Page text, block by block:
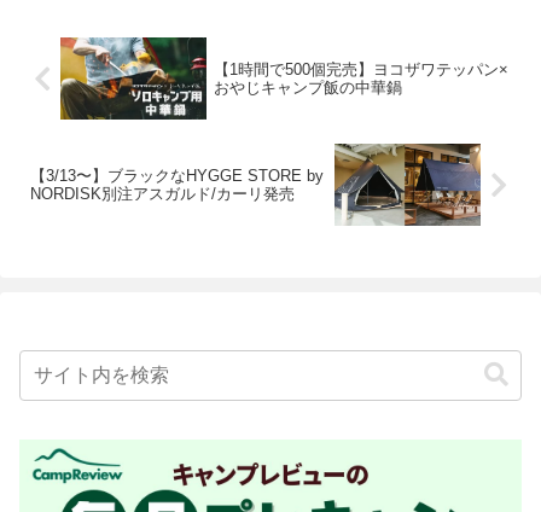
【1時間で500個完売】ヨコザワテッパン×
おやじキャンプ飯の中華鍋
【3/13〜】ブラックなHYGGE STORE by
NORDISK別注アスガルド/カーリ発売